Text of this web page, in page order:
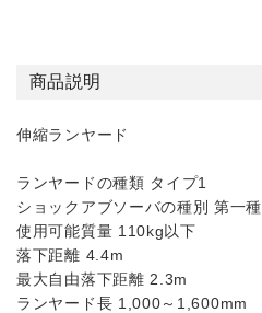
商品説明
伸縮ランヤード
ランヤードの種類 タイプ1
ショックアブソーバの種別 第一種
使用可能質量 110kg以下
落下距離 4.4m
最大自由落下距離 2.3m
ランヤード長 1,000～1,600mm